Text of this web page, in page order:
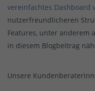
vereinfachtes Dashboard
nutzerfreundlicheren
Features, unter anderem
in diesem Blogbeitrag
Unsere